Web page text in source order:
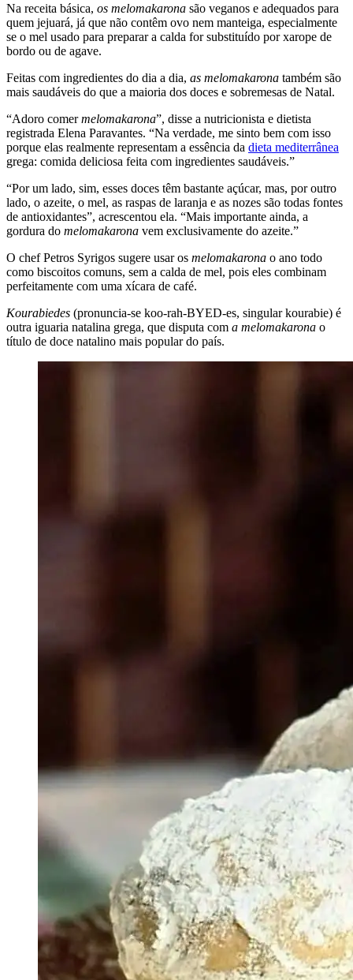
Na receita básica, os melomakarona são veganos e adequados para
quem jejuará, já que não contêm ovo nem manteiga, especialmente
se o mel usado para preparar a calda for substituído por xarope de
bordo ou de agave.
Feitas com ingredientes do dia a dia, as melomakarona também são
mais saudáveis do que a maioria dos doces e sobremesas de Natal.
“Adoro comermelomakarona”, disse a nutricionista e dietista
registrada Elena Paravantes. “Na verdade, me sinto bem com isso
porque elas realmente representam a essência da dieta mediterrânea
grega: comida deliciosa feita com ingredientes saudáveis.”
“Por um lado, sim, esses doces têm bastante açúcar, mas, por outro
lado, o azeite, o mel, as raspas de laranja e as nozes são todas fontes
de antioxidantes”, acrescentou ela. “Mais importante ainda, a
gordura do melomakarona vem exclusivamente do azeite.”
O chef Petros Syrigos sugere usar os melomakarona o ano todo
como biscoitos comuns, sem a calda de mel, pois eles combinam
perfeitamente com uma xícara de café.
Kourabiedes (pronuncia-se koo-rah-BYED-es, singular kourabie) é
outra iguaria natalina grega, que disputa com a melomakarona o
título de doce natalino mais popular do país.